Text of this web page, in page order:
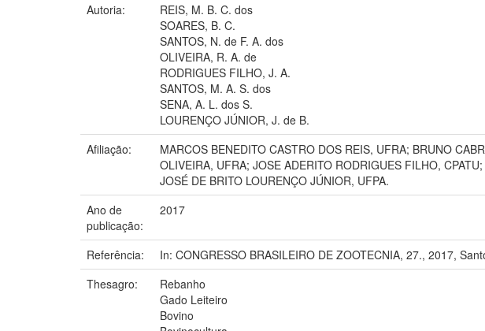
Autoria:
REIS, M. B. C. dos
SOARES, B. C.
SANTOS, N. de F. A. dos
OLIVEIRA, R. A. de
RODRIGUES FILHO, J. A.
SANTOS, M. A. S. dos
SENA, A. L. dos S.
LOURENÇO JÚNIOR, J. de B.
Afiliação:
MARCOS BENEDITO CASTRO DOS REIS, UFRA; BRUNO
OLIVEIRA, UFRA; JOSE ADERITO RODRIGUES FILHO,
JOSÉ DE BRITO LOURENÇO JÚNIOR, UFPA.
Ano de
publicação:
2017
Referência:
In: CONGRESSO BRASILEIRO DE ZOOTECNIA, 27., 2017,
Thesagro:
Rebanho
Gado Leiteiro
Bovino